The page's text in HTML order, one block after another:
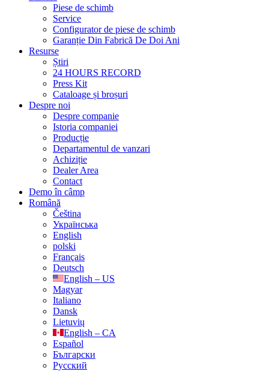
Piese de schimb
Service
Configurator de piese de schimb
Garanție Din Fabrică De Doi Ani
Resurse
Știri
24 HOURS RECORD
Press Kit
Cataloage și broșuri
Despre noi
Despre companie
Istoria companiei
Producție
Departamentul de vanzari
Achiziție
Dealer Area
Contact
Demo în câmp
Română
Čeština
Українська
English
polski
Français
Deutsch
English – US
Magyar
Italiano
Dansk
Lietuvių
English – CA
Español
Български
Русский